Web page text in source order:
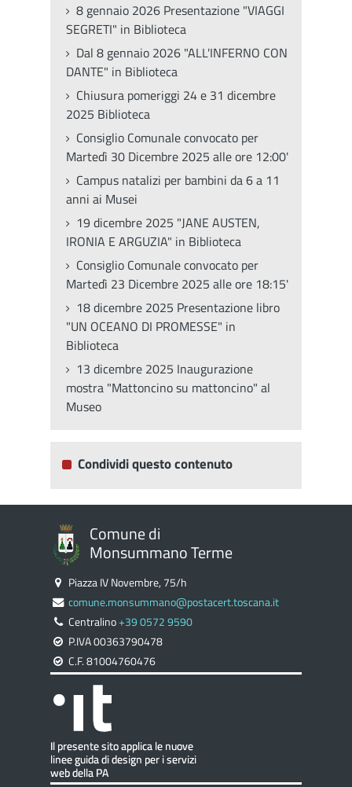
8 gennaio 2026 Presentazione "VIAGGI
SEGRETI" in Biblioteca
Dal 8 gennaio 2026 "ALL'INFERNO CON
DANTE" in Biblioteca
Chiusura pomeriggi 24 e 31 dicembre
2025 Biblioteca
Consiglio Comunale convocato per
Martedì 30 Dicembre 2025 alle ore 12:00'
Campus natalizi per bambini da 6 a 11
anni ai Musei
19 dicembre 2025 "JANE AUSTEN,
IRONIA E ARGUZIA" in Biblioteca
Consiglio Comunale convocato per
Martedì 23 Dicembre 2025 alle ore 18:15'
18 dicembre 2025 Presentazione libro
"UN OCEANO DI PROMESSE" in
Biblioteca
13 dicembre 2025 Inaugurazione
mostra "Mattoncino su mattoncino" al
Museo
Condividi questo contenuto
Comune di
Monsummano Terme
Piazza IV Novembre, 75/h
comune.monsummano@postacert.toscana.it
Centralino+39 0572 9590
P.IVA 00363790478
C.F. 81004760476